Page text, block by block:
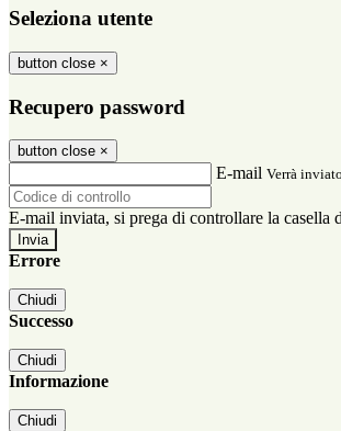
Seleziona utente
button close ×
Recupero password
button close ×
E-mail Verrà
E-mail inviata, si prega di controllare la casella
Errore
Chiudi
Successo
Chiudi
Informazione
Chiudi